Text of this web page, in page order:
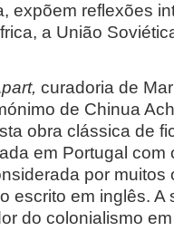
expõem reflexões
a União
curadoria de
de Chinua
obra clássica de
em Portugal
por muitos
escrito em inglês. A
do colonialismo